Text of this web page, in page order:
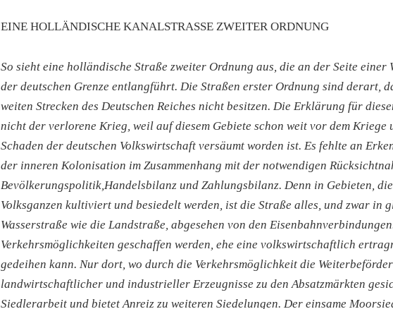
EINE HOLLÄNDISCHE KANALSTRASSE ZWEITER ORDNUNG
So sieht eine holländische Straße zweiter Ordnung aus, die an der Seite einer
der deutschen Grenze entlangführt. Die Straßen erster Ordnung sind derart,
weiten Strecken des Deutschen Reiches nicht besitzen. Die Erklärung für
nicht der verlorene Krieg, weil auf diesem Gebiete schon weit vor dem Kriege
Schaden der deutschen Volkswirtschaft versäumt worden ist. Es fehlte an
der inneren Kolonisation im Zusammenhang mit der notwendigen
Bevölkerungspolitik,Handelsbilanz und Zahlungsbilanz. Denn in Gebieten, die
Volksganzen kultiviert und besiedelt werden, ist die Straße alles, und zwar in
Wasserstraße wie die Landstraße, abgesehen von den
Verkehrsmöglichkeiten geschaffen werden, ehe eine volkswirtschaftlich
gedeihen kann. Nur dort, wo durch die Verkehrsmöglichkeit die
landwirtschaftlicher und industrieller Erzeugnisse zu den Absatzmärkten
Siedlerarbeit und bietet Anreiz zu weiteren Siedelungen. Der einsame